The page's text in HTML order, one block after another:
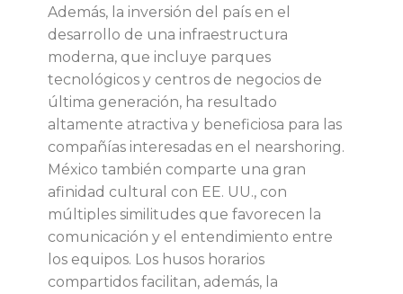
c
o
s
q
u
Además, la inversión del país en el
desarrollo de una infraestructura
moderna, que incluye parques
tecnológicos y centros de negocios de
última generación, ha resultado
altamente atractiva y beneficiosa para las
compañías interesadas en el nearshoring.
México también comparte una gran
afinidad cultural con EE. UU., con
múltiples similitudes que favorecen la
comunicación y el entendimiento entre
los equipos. Los husos horarios
compartidos facilitan, además, la